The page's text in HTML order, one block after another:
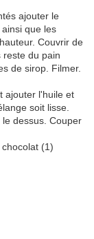
ajouter le
que les
Couvrir de
reste du pain
de sirop. Filmer.
ajouter l'huile et
soit lisse.
dessus. Couper